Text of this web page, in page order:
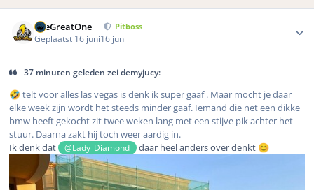
TheGreatOne Pitboss
Geplaatst 16 juni16 jun
37 minuten geleden zei demyjucy:
🤣 telt voor alles las vegas is denk ik super gaaf . Maar mocht je daar
elke week zijn wordt het steeds minder gaaf. Iemand die net een dikke
bmw heeft gekocht zit twee weken lang met een stijve pik achter het
stuur. Daarna zakt hij toch weer aardig in.
Ik denk dat
@Lady_Diamond daar heel anders over denkt 😊